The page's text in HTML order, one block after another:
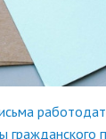
гражданского